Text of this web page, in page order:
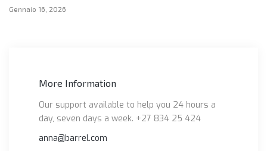
Gennaio 16, 2026
More Information
Our support available to help you 24 hours a
day, seven days a week. +27 834 25 424
anna@barrel.com